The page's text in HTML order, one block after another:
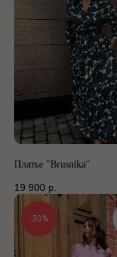
Платье "Brusnika"
19 900 р.
-30%